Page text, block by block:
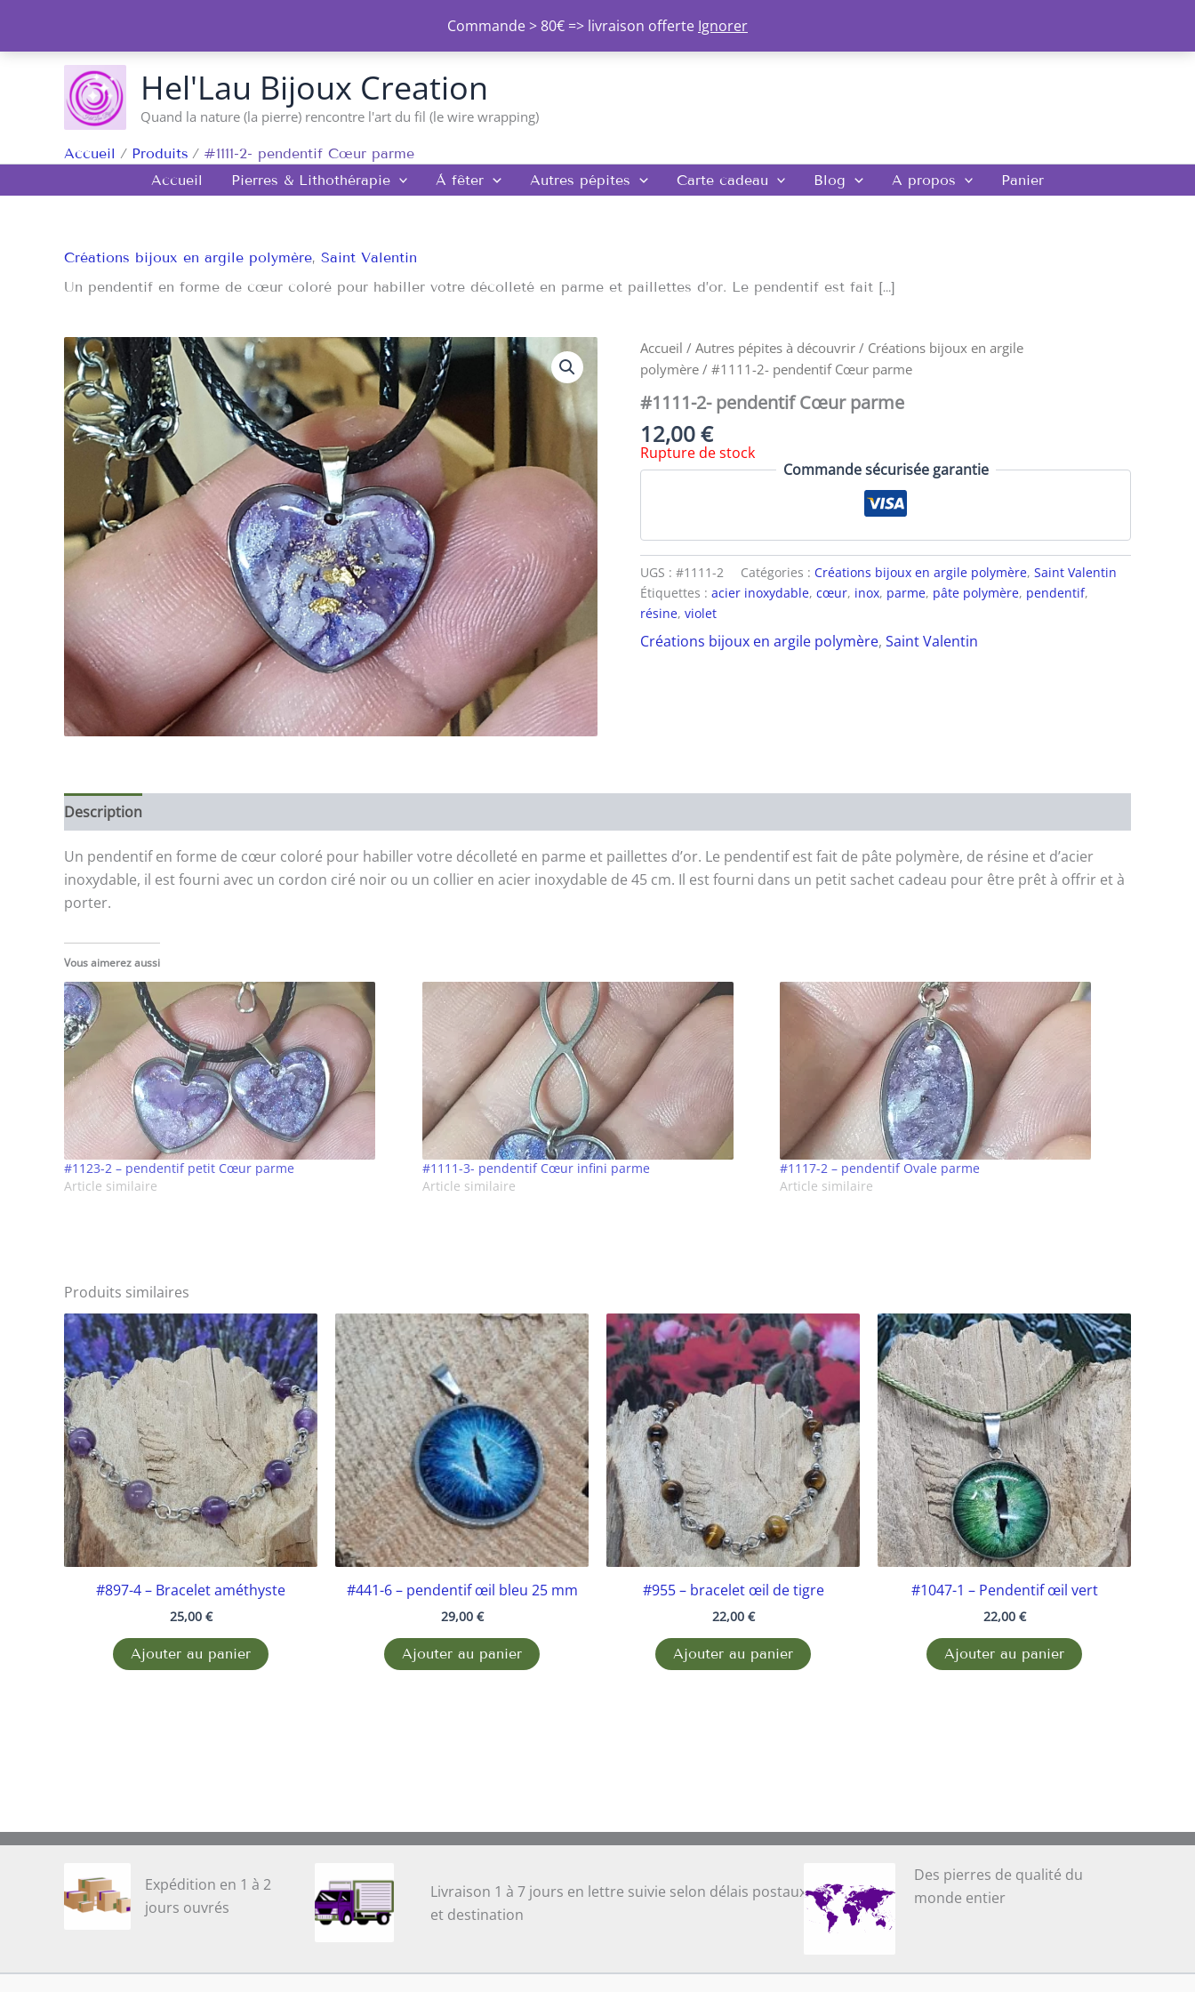
Commande > 80€ => livraison offerte Ignorer
contenu
Hel'Lau Bijoux Creation
Quand la nature (la pierre) rencontre l'art du fil (le wire wrapping)
Accueil Produits
#1111-2- pendentif Cœur parme
Accueil
Pierres & Lithothérapie À fêter Autres pépites Carte cadeau Blog A propos Panier
Créations bijoux en argile polymère, Saint Valentin
Un pendentif en forme de cœur coloré pour habiller votre décolleté en parme et paillettes d’or. Le pendentif est fait […]
Accueil / Autres pépites à découvrir / Créations bijoux en argile
polymère / #1111-2- pendentif Cœur parme
#1111-2- pendentif Cœur parme
12,00€
Rupture de stock
Commande sécurisée garantie
UGS : #1111-2 Catégories : Créations bijoux en argile polymère, Saint Valentin
Étiquettes : acier inoxydable, cœur, inox, parme, pâte polymère, pendentif,
résine, violet
Créations bijoux en argile polymère, Saint Valentin
Description
Un pendentif en forme de cœur coloré pour habiller votre décolleté en parme et paillettes d’or. Le pendentif est fait de pâte polymère, de résine et d’acier
inoxydable, il est fourni avec un cordon ciré noir ou un collier en acier inoxydable de 45 cm. Il est fourni dans un petit sachet cadeau pour être prêt à offrir et à
porter.
Vous aimerez aussi
#1123-2 – pendentif petit Cœur parme
Article similaire
#1111-3- pendentif Cœur infini parme
Article similaire
#1117-2 – pendentif Ovale parme
Article similaire
Produits similaires
#897-4 – Bracelet améthyste
25,00 €
Ajouter au panier
#441-6 – pendentif œil bleu 25 mm
29,00 €
Ajouter au panier
#955 – bracelet œil de tigre
22,00 €
Ajouter au panier
#1047-1 – Pendentif œil vert
22,00 €
Ajouter au panier
Expédition en 1 à 2
jours ouvrés
Livraison 1 à 7 jours en lettre suivie selon délais postaux
et destination
Des pierres de qualité du
monde entier